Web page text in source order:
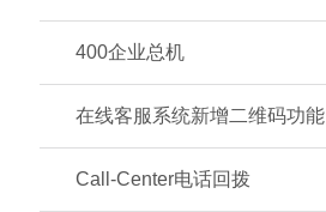
400企业总机
在线客服系统新增二维码功能
Call-Center电话回拨